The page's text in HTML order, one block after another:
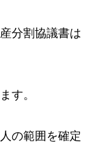
分割協議書は
す。
の範囲を確定